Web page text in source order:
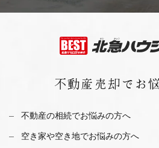
不動産売却で お
不動産の相続でお悩みの方へ
空き家や空き地でお悩みの方へ